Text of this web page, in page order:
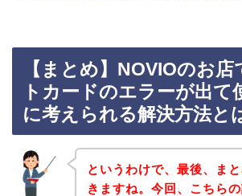
【まとめ】NOVIOのお
トカードのエラーが出て
に考えられる解決方法と
というわけで、最後、ま
きますね。今回、こちらの